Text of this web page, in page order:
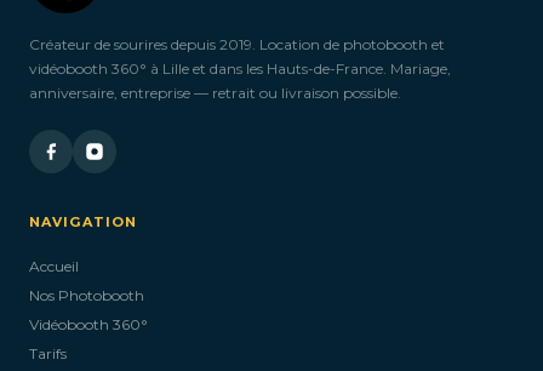
Créateur de sourires depuis 2019. Location de photobooth et
vidéobooth 360° à Lille et dans les Hauts-de-France. Mariage,
anniversaire, entreprise — retrait ou livraison possible.
NAVIGATION
Accueil
Nos Photobooth
Vidéobooth 360°
Tarifs